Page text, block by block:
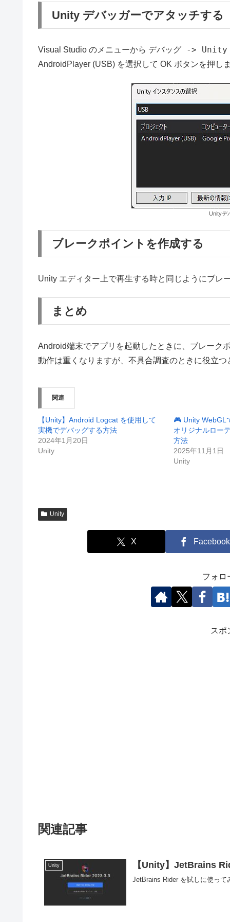
Unity デバッガーでアタッチする
Visual Studio のメニューから デバッグ -> Unity
AndroidPlayer (USB) を選択して OK ボタンを押し
Unityデ
ブレークポイントを作成する
Unity エディター上で再生する時と同じようにブレ
まとめ
Android端末でアプリを起動したときに、ブレーク
動作は重くなりますが、不具合調査のときに役立つ
関連
【Unity】Android Logcat を使用して
実機でデバッグする方法
2024年1月20日
Unity
🎮 Unity WebGL
オリジナルロー
方法
2025年11月1日
Unity
Unity
X Facebook
フォロ
スポ
関連記事
Unity 【Unity】JetBrains
JetBrains Rider を試しに使って